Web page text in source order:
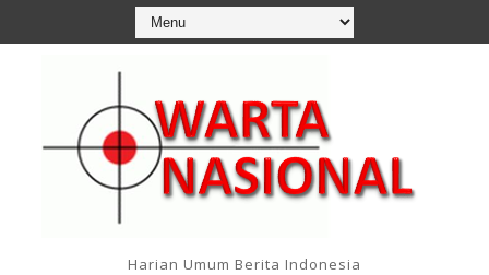
Harian Umum Berita Indonesia